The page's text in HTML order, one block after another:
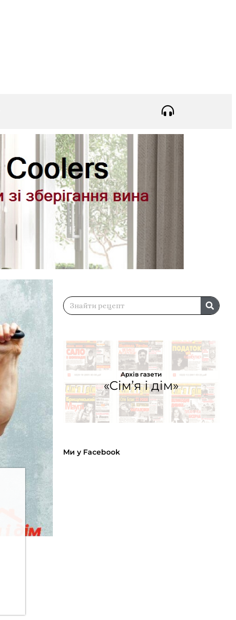
Архів газети
«Сім’я і дім»
Ми у Facebook